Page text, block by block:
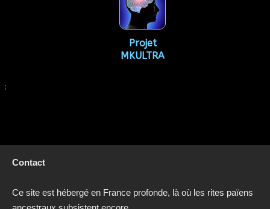
Projet
MKULTRA
Contact
Ce site est hébergé en France profonde, là où les rites païens